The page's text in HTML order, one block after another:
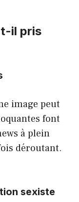
t-il pris
image peut
font
à plein
déroutant.
sexiste